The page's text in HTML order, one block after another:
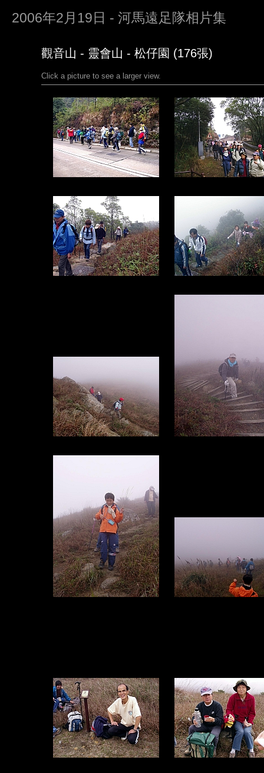
2006年2月19日 - 河馬遠足隊相片集
觀音山 - 靈會山 - 松仔園 (176張)
Click a picture to see a larger view.